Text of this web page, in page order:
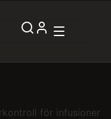
för infusioner